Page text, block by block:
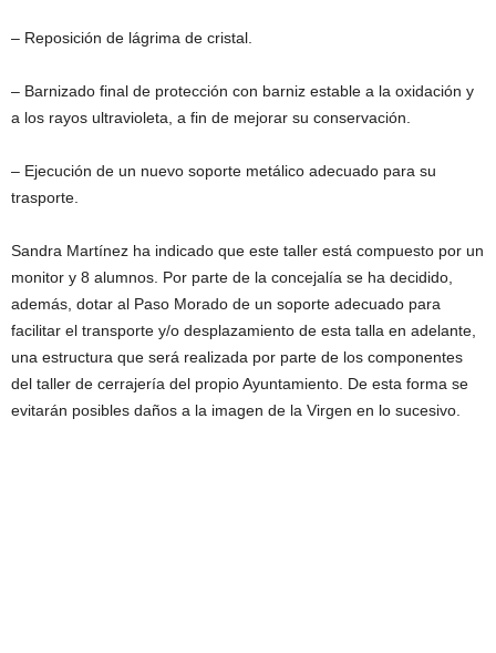
– Reposición de lágrima de cristal.
– Barnizado final de protección con barniz estable a la oxidación y
a los rayos ultravioleta, a fin de mejorar su conservación.
– Ejecución de un nuevo soporte metálico adecuado para su
trasporte.
Sandra Martínez ha indicado que este taller está compuesto por un
monitor y 8 alumnos. Por parte de la concejalía se ha decidido,
además, dotar al Paso Morado de un soporte adecuado para
facilitar el transporte y/o desplazamiento de esta talla en adelante,
una estructura que será realizada por parte de los componentes
del taller de cerrajería del propio Ayuntamiento. De esta forma se
evitarán posibles daños a la imagen de la Virgen en lo sucesivo.